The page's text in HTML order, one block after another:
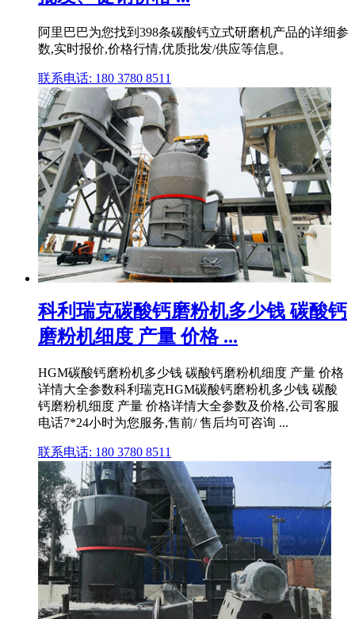
阿里巴巴为您找到398条碳酸钙立式研磨机产品的详细参
数,实时报价,价格行情,优质批发/供应等信息。
联系电话: 180 3780 8511
科利瑞克碳酸钙磨粉机多少钱 碳酸钙
磨粉机细度 产量 价格 ...
HGM碳酸钙磨粉机多少钱 碳酸钙磨粉机细度 产量 价格
详情大全参数科利瑞克HGM碳酸钙磨粉机多少钱 碳酸
钙磨粉机细度 产量 价格详情大全参数及价格,公司客服
电话7*24小时为您服务,售前/ 售后均可咨询 ...
联系电话: 180 3780 8511